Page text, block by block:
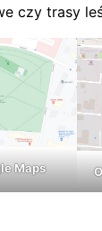
czy trasy
Maps